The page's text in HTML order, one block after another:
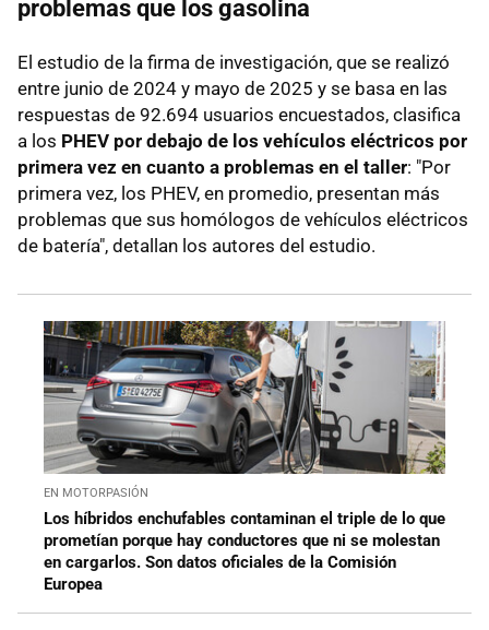
problemas que los gasolina
El estudio de la firma de investigación, que se realizó
entre junio de 2024 y mayo de 2025 y se basa en las
respuestas de 92.694 usuarios encuestados, clasifica
a los PHEV por debajo de los vehículos eléctricos por
primera vez en cuanto a problemas en el taller: "Por
primera vez, los PHEV, en promedio, presentan más
problemas que sus homólogos de vehículos eléctricos
de batería", detallan los autores del estudio.
EN MOTORPASIÓN
Los híbridos enchufables contaminan el triple de lo que
prometían porque hay conductores que ni se molestan
en cargarlos. Son datos oficiales de la Comisión
Europea